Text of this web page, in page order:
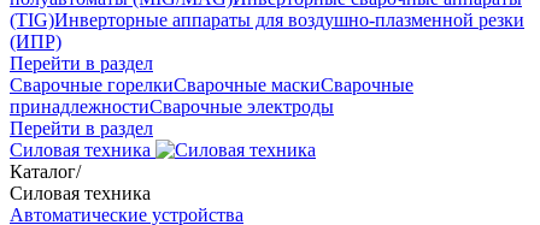
(TIG)Инверторные аппараты для воздушно-плазменной резки
(ИПР)
Перейти в раздел
Сварочные горелкиСварочные маскиСварочные
принадлежностиСварочные электроды
Перейти в раздел
Силовая техника
Каталог/
Силовая техника
Автоматические устройства